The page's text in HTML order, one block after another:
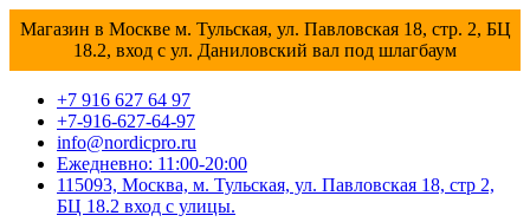
Магазин в Москве м. Тульская, ул. Павловская 18, стр. 2, БЦ
18.2, вход с ул. Даниловский вал под шлагбаум
+7 916 627 64 97
+7-916-627-64-97
info@nordicpro.ru
Ежедневно: 11:00-20:00
115093, Москва, м. Тульская, ул. Павловская 18, стр 2,
БЦ 18.2 вход с улицы.